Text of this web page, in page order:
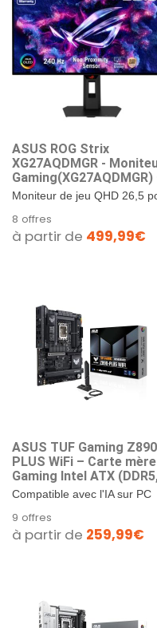
ASUS ROG Strix
XG27AQDMGR -
Pouces (26,5 Pouces
Visibles) 1440p
Glossy™ OLED, 240 Hz,
ms, capteur de proximité
Neo, OLED Care Pro,
Moniteur de jeu QHD 26,5
WOLED avec taux de
rafraîchissement de 240 Hz
8 offres
à partir de 499,99€
ASUS TUF Gaming
PLUS WiFi – Carte mère
Gaming Intel ATX
16+1+2+1 80A DrMOS,
5.0, USB4, USB 20Gbps
Frontal, 4 x M.2, Wi-FI 7,
2.5 GB, Aura Sync RGB)
Compatible avec l'IA sur PC
l'informatique de l'IA, avec la
puissance et la...
9 offres
à partir de 259,99€